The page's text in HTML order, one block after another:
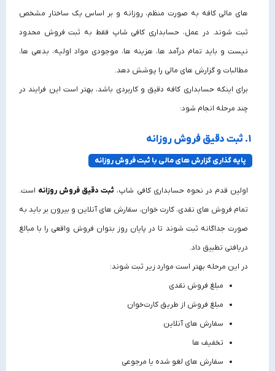
های مالی کافه به‌ صورت منظم، روزانه و بر اساس یک ساختار مشخص
ثبت شوند. در عمل، حسابداری کافی‌ شاپ فقط به ثبت فروش محدود
نیست و باید تمام درآمد ها، هزینه‌ ها، موجودی مواد اولیه، بدهی‌ ها،
مطالبات و گزارش‌ های مالی را پوشش دهد.
برای اینکه حسابداری کافه دقیق و کاربردی باشد، بهتر است این فرایند در
چند مرحله انجام شود:
1. ثبت دقیق فروش روزانه
پایه‌ گذاری گزارش‌ های مالی با ثبت فروش روزانه
اولین قدم در نحوه حسابداری کافی شاپ، ثبت دقیق فروش روزانه است.
تمام فروش‌ های نقدی، کارت‌ خوان، سفارش‌ های آنلاین و بیرون‌ بر باید به‌
صورت جداگانه ثبت شوند تا در پایان روز بتوان فروش واقعی را با مبالغ
دریافتی تطبیق داد.
در این مرحله بهتر است موارد زیر ثبت شوند:
مبلغ فروش نقدی
مبلغ فروش از طریق کارت‌خوان
سفارش‌ های آنلاین
تخفیف‌ ها
سفارش‌ های لغو شده یا مرجوعی